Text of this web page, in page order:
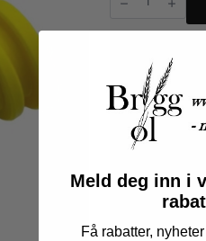
gjærlås
Meld deg inn i
Få rabatter,